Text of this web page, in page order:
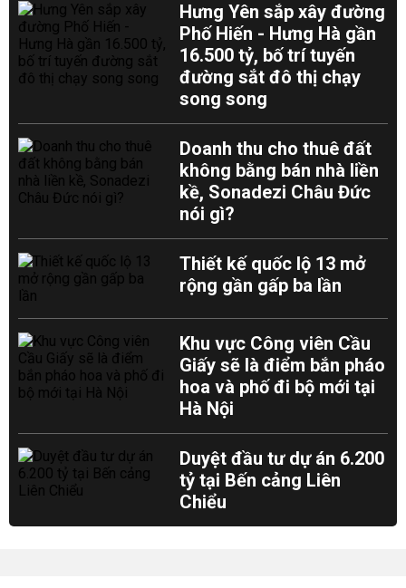
Hưng Yên sắp xây đường
Phố Hiến - Hưng Hà gần
16.500 tỷ, bố trí tuyến
đường sắt đô thị chạy
song song
Doanh thu cho thuê đất
không bằng bán nhà liền
kề, Sonadezi Châu Đức
nói gì?
Thiết kế quốc lộ 13 mở
rộng gần gấp ba lần
Khu vực Công viên Cầu
Giấy sẽ là điểm bắn pháo
hoa và phố đi bộ mới tại
Hà Nội
Duyệt đầu tư dự án 6.200
tỷ tại Bến cảng Liên
Chiểu